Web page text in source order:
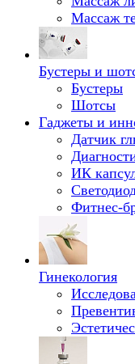
Массаж
Бустеры и
Бустеры
Шотсы
Гаджеты и
Датчик
ИК
Фитнес-
Гинекология